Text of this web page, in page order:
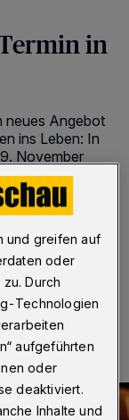
in
neues Angebot
ins Leben: In
November
ihre Eltern
Termin folgt im
bei
und greifen auf
oder
Durch
Technologien
aufgeführten
oder
deaktiviert.
Inhalte und